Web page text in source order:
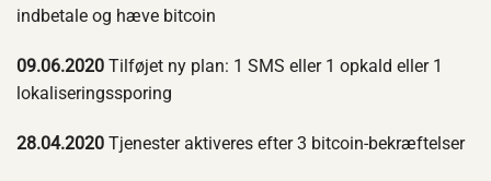
indbetale og hæve bitcoin
09.06.2020 Tilføjet ny plan: 1 SMS eller 1 opkald eller 1
lokaliseringssporing
28.04.2020 Tjenester aktiveres efter 3 bitcoin-bekræftelser